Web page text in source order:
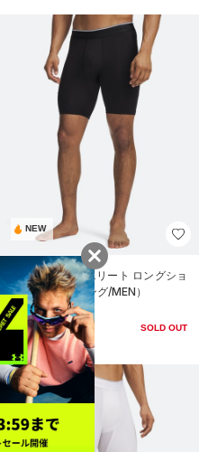
NEW
UAヒートギア エリート ロングショ
ーツ（トレーニング/MEN）
￥7,480
SOLD OUT